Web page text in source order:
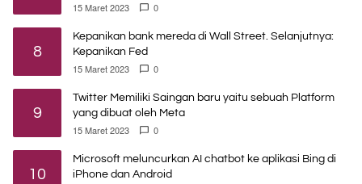
15 Maret 2023 0
8
Kepanikan bank mereda di Wall Street. Selanjutnya:
Kepanikan Fed
15 Maret 2023 0
9
Twitter Memiliki Saingan baru yaitu sebuah Platform
yang dibuat oleh Meta
15 Maret 2023 0
10
Microsoft meluncurkan AI chatbot ke aplikasi Bing di
iPhone dan Android